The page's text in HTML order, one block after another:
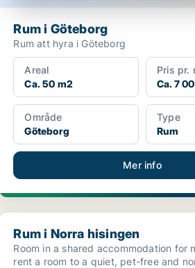
Rum i Göteborg
Rum att hyra i Göteborg
Areal
Ca. 50 m2
Pris pr.
Ca. 7
Område
Göteborg
Type
Rum
Mer info
Rum i Norra hisingen
Rum i Norra hisingen
Room in a shared accommodation for men.
rent a room to a quiet, pet-free and